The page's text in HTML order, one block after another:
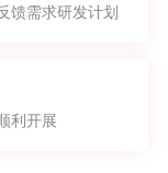
馈需求研发计划
利开展